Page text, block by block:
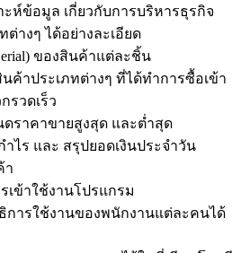
ะห์ข้อมูล เกี่ยวกับการบริหารธุรกิจ
างๆ ได้อย่างละเอียด
ของสินค้าแต่ละชิ้น
ค้าประเภทต่างๆ ที่ได้ทำการซื้อเข้า
รวดเร็ว
ราคาขายสูงสุด และต่ำสุด
ไร และ สรุปยอดเงินประจำวัน
า
เข้าใช้งานโปรแกรม
การใช้งานของพนักงานแต่ละคนได้